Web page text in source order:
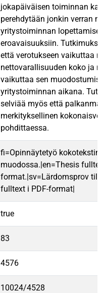
jokapäiväisen toiminnan
perehdytään jonkin verran
yritystoiminnan
eroavaisuuksiin.
että verotukseen vaikuttaa
nettovarallisuuden koko ja
vaikuttaa sen
yritystoiminnan aikana.
selviää myös että
merkityksellinen
pohdittaessa.
fi=Opinnäytetyö kokotekstinä
muodossa.|en=Thesis
format.|sv=Lärdomsprov
fulltext i PDF-format|
true
83
4576
10024/4528